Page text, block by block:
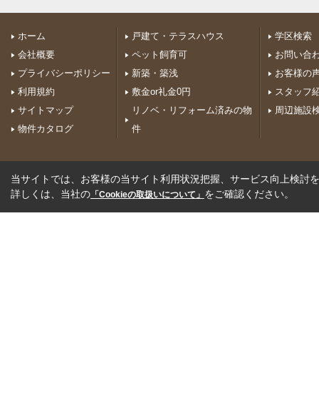
ホーム
会社概要
プライバシーポリシー
利用規約
サイトマップ
物件カタログ
戸建て・テラスハウス
ペット飼育可
新築・築浅
敷金or礼金0円
リノベ・リフォーム済みの物
件
学区検索
お問い合
お客様の
スタッフ
周辺施設
当サイトでは、お客様の当サイト利用状況把握、サービス向上検討
詳しくは、当社の 「Cookieの取扱いについて」 をご確認ください。